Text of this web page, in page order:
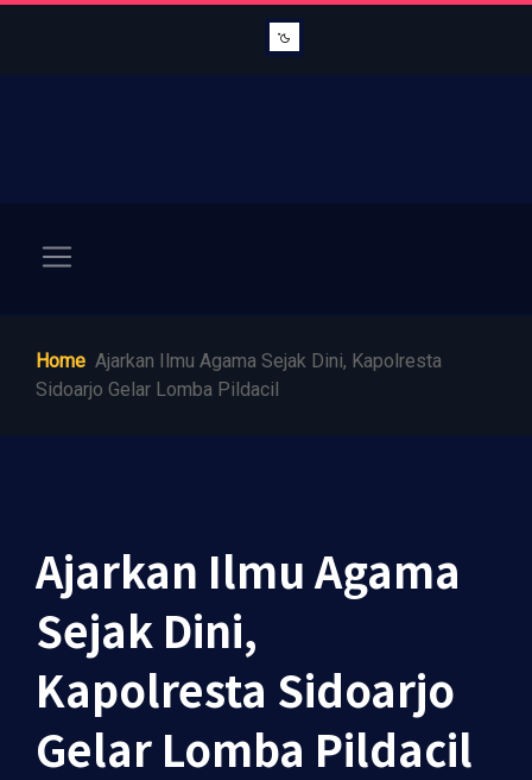
Home Ajarkan Ilmu Agama Sejak Dini, Kapolresta
Sidoarjo Gelar Lomba Pildacil
Ajarkan Ilmu Agama
Sejak Dini,
Kapolresta Sidoarjo
Gelar Lomba Pildacil